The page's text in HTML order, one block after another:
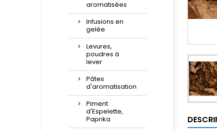
aromatisées
Infusions en
gelée
Levures,
poudres à
lever
Pâtes
d'aromatisation
Piment
d'Espelette,
Paprika